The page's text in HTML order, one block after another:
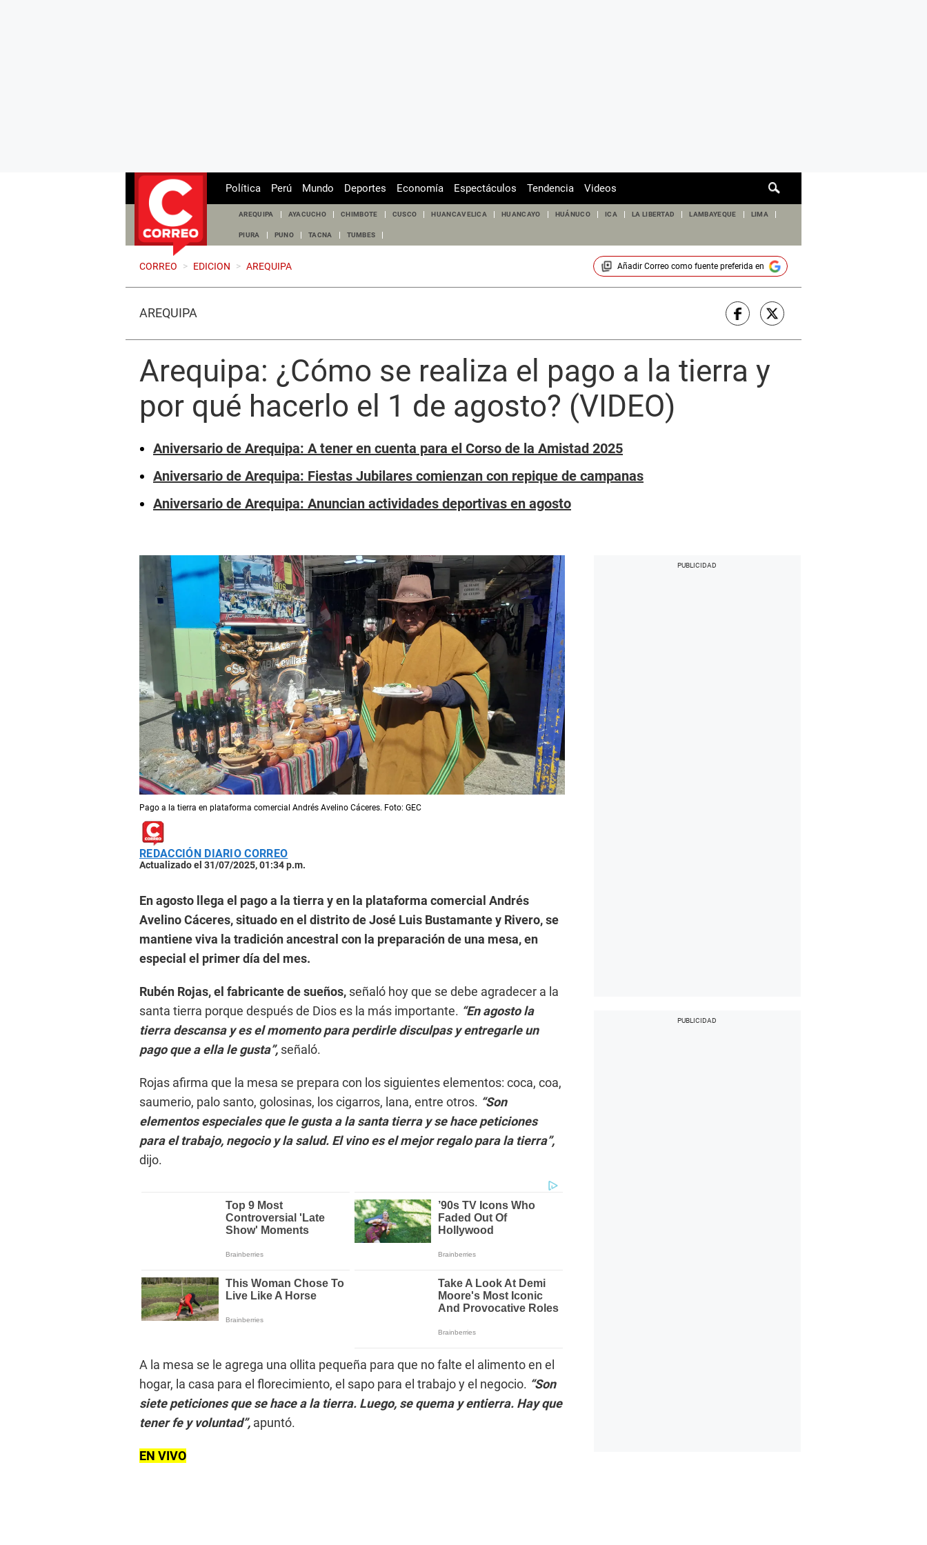
de
Política Perú Mundo Deportes Economía Espectáculos Tendencia Videos
AREQUIPA AYACUCHO CHIMBOTE CUSCO HUANCAVELICA HUANCAYO HUÁNUCO ICA LA LIBERTAD LAMBAYEQUE LIMA
PIURA PUNO TACNA TUMBES
CORREO > EDICION > AREQUIPA Añadir Correocomo fuente preferida en
AREQUIPA
Arequipa: ¿Cómo se realiza el pago a la tierra y
por qué hacerlo el 1 de agosto? (VIDEO)
Aniversario de Arequipa: A tener en cuenta para el Corso de la Amistad 2025
Aniversario de Arequipa: Fiestas Jubilares comienzan con repique de campanas
Aniversario de Arequipa: Anuncian actividades deportivas en agosto
Pago a la tierra en plataforma comercial Andrés Avelino Cáceres. Foto: GEC
REDACCIÓN DIARIO CORREO
Actualizado el 31/07/2025, 01:34 p.m.
En agosto llega el pago a la tierra y en la plataforma comercial Andrés
Avelino Cáceres, situado en el distrito de José Luis Bustamante y Rivero, se
mantiene viva la tradición ancestral con la preparación de una mesa, en
especial el primer día del mes.
Rubén Rojas, el fabricante de sueños, señaló hoy que se debe agradecer a la
santa tierra porque después de Dios es la más importante. “En agosto la
tierra descansa y es el momento para perdirle disculpas y entregarle un
pago que a ella le gusta”, señaló.
Rojas afirma que la mesa se prepara con los siguientes elementos: coca, coa,
saumerio, palo santo, golosinas, los cigarros, lana, entre otros. “Son
elementos especiales que le gusta a la santa tierra y se hace peticiones
para el trabajo, negocio y la salud. El vino es el mejor regalo para la tierra”,
dijo.
A la mesa se le agrega una ollita pequeña para que no falte el alimento en el
hogar, la casa para el florecimiento, el sapo para el trabajo y el negocio. “Son
siete peticiones que se hace a la tierra. Luego, se quema y entierra. Hay que
tener fe y voluntad”, apuntó.
EN VIVO